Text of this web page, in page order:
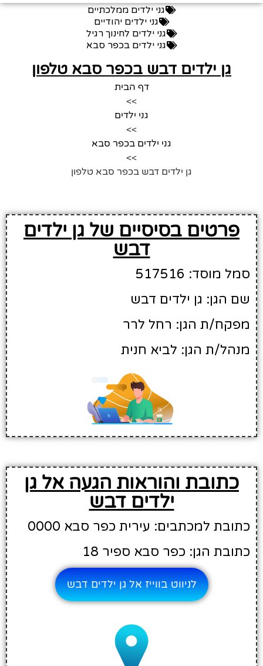
גני ילדים ממלכתיים
גני ילדים יהודיים
גני ילדים לחינוך רגיל
גני ילדים בכפר סבא
גן ילדים דבש בכפר סבא טלפון
דף הבית
>>
גני ילדים
>>
גני ילדים בכפר סבא
>>
גן ילדים דבש בכפר סבא טלפון
פרטים בסיסיים של גן ילדים
דבש
סמל מוסד: 517516
שם הגן: גן ילדים דבש
מפקח/ת הגן: רחל לרר
מנהל/ת הגן: לביא חנית
כתובת והוראות הגעה אל גן
ילדים דבש
כתובת למכתבים: עירית כפר סבא 0000
כתובת הגן: כפר סבא ספיר 18
לניווט בווייז אל גן ילדים דבש